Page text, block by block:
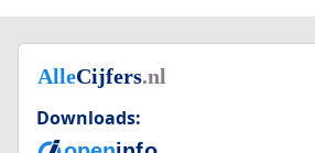
Downloads: